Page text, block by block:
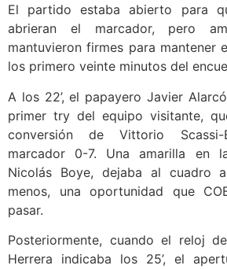
El partido estaba abierto para
abrieran el marcador, pero
mantuvieron firmes para mantener
los primero veinte minutos del
A los 22’, el papayero Javier
primer try del equipo visitante,
conversión de Vittorio
marcador 0-7. Una amarilla en
Nicolás Boye, dejaba al cuadro
menos, una oportunidad que
pasar.
Posteriormente, cuando el reloj
Herrera indicaba los 25’, el